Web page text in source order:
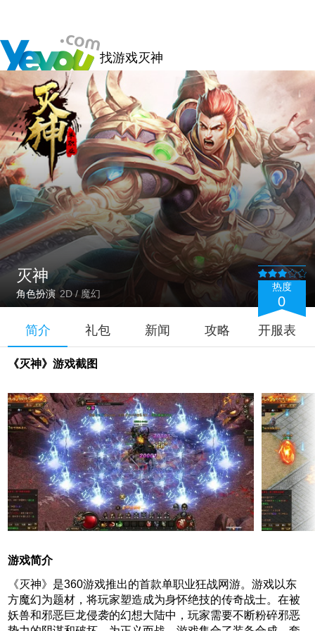
找游戏灭神
灭神
角色扮演 2D / 魔幻
热度
0
简介 礼包 新闻 攻略 开服表
《灭神》游戏截图
游戏简介
《灭神》是360游戏推出的首款单职业狂战网游。游戏以东
方魔幻为题材，将玩家塑造成为身怀绝技的传奇战士。在被
妖兽和邪恶巨龙侵袭的幻想大陆中，玩家需要不断粉碎邪恶